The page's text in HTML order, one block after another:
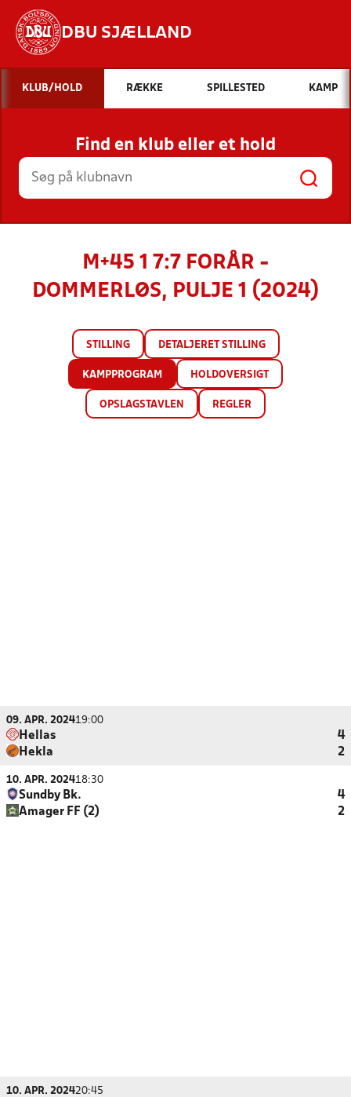
DBU SJÆLLAND
Hvad vil du søge efter?
INDHOLD OG NYHEDER
STILLINGER, RESULTATER, KLUBBER OG
HOLD
KLUB/HOLD RÆKKE SPILLESTED KAMP
Find en klub eller et hold
M+45 1 7:7 FORÅR -
DOMMERLØS, PULJE 1 (2024)
STILLING DETALJERET STILLING
KAMPPROGRAM HOLDOVERSIGT
OPSLAGSTAVLEN REGLER
09. APR. 202419:00
Hellas
4
Hekla
2
10. APR. 202418:30
Sundby Bk.
4
Amager FF (2)
2
10. APR. 202420:45